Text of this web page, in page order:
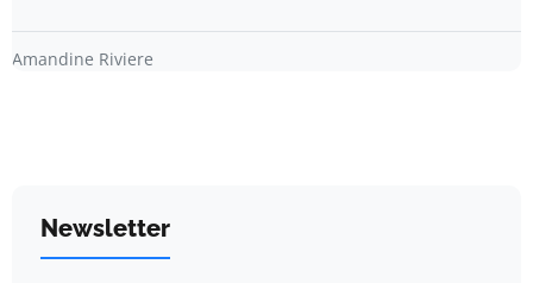
Amandine Riviere
Newsletter